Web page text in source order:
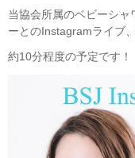
当協会所属のベビーシャ
ーとのInstagramライブ
約10分程度の予定です！